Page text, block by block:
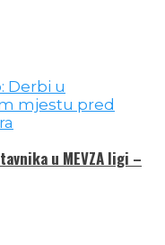
u MEVZA ligi –